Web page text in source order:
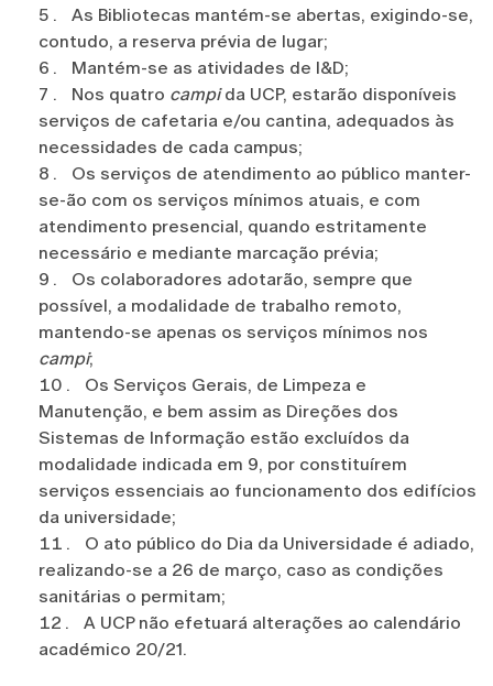
As Bibliotecas mantém-se abertas, exigindo-se,
contudo, a reserva prévia de lugar;
Mantém-se as atividades de I&D;
Nos quatro campida UCP, estarão disponíveis
serviços de cafetaria e/ou cantina, adequados às
necessidades de cada campus;
Os serviços de atendimento ao público manter-
se-ão com os serviços mínimos atuais, e com
atendimento presencial, quando estritamente
necessário e mediante marcação prévia;
Os colaboradores adotarão, sempre que
possível, a modalidade de trabalho remoto,
mantendo-se apenas os serviços mínimos nos
campi;
Os Serviços Gerais, de Limpeza e
Manutenção, e bem assim as Direções dos
Sistemas de Informação estão excluídos da
modalidade indicada em 9, por constituírem
serviços essenciais ao funcionamento dos edifícios
da universidade;
O ato público do Dia da Universidade é adiado,
realizando-se a 26 de março, caso as condições
sanitárias o permitam;
A UCP não efetuará alterações ao calendário
académico 20/21.